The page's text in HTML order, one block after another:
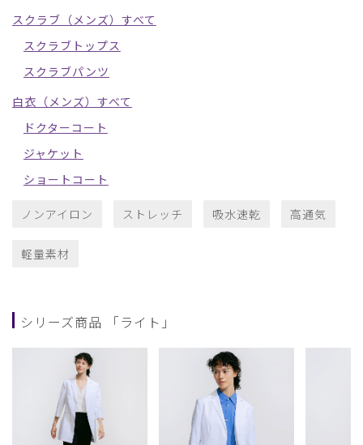
スクラブ（メンズ）すべて
スクラブトップス
スクラブパンツ
白衣（メンズ）すべて
ドクターコート
ジャケット
ショートコート
ノンアイロン ストレッチ 吸水速乾 高通気
軽量素材
シリーズ商品 「ライト」